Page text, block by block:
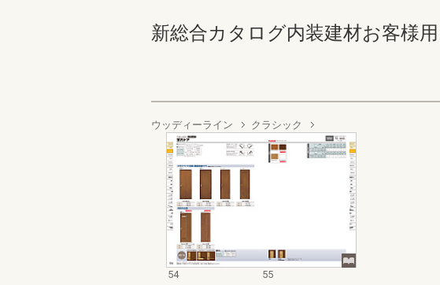
新総合カタログ内装建材お客様
ウッディーライン クラシック
54 55